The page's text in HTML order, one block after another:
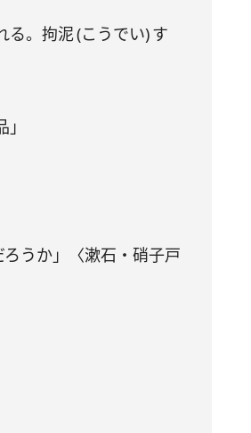
。拘泥 (こうでい) す
うか」〈漱石・硝子戸